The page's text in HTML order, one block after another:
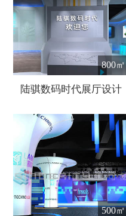
800㎡
陆骐数码时代展厅设计
500㎡